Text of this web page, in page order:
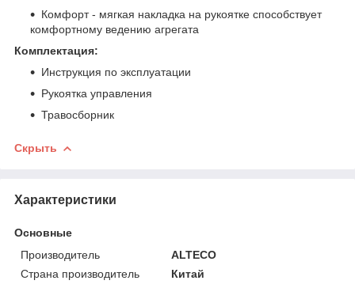
Комфорт - мягкая накладка на рукоятке способствует
комфортному ведению агрегата
Комплектация:
Инструкция по эксплуатации
Рукоятка управления
Травосборник
Скрыть
Характеристики
Основные
Производитель
ALTECO
Страна производитель
Китай